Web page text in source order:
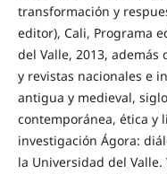
transformación y
editor), Cali, Programa
del Valle, 2013,
y revistas nacionales e
antigua y medieval,
contemporánea, ética y
investigación Ágora:
la Universidad del